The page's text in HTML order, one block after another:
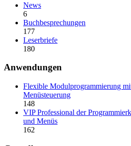
News
6
Buchbesprechungen
177
Leserbriefe
180
Anwendungen
Flexible Modulprogrammierung
Menüsteuerung
148
VIP Professional der
und Menüs
162